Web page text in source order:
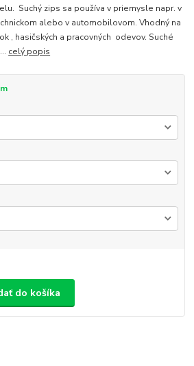
Suchý zips sa používa v priemysle napr. v
alebo v automobilovom. Vhodný na
, hasičských a pracovných odevov. Suché
celý popis
do košíka